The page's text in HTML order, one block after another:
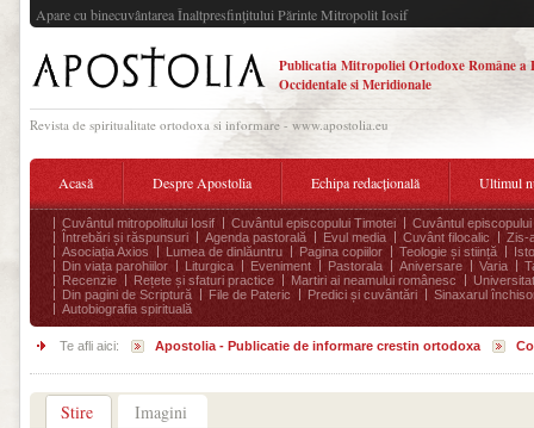
Apare cu binecuvântarea Înaltpresfinţitului Părinte Mitropolit Iosif
Publicatia Mitropoliei Ortodoxe Române a
Occidentale si Meridionale
Revista de spiritualitate ortodoxa si informare - www.apostolia.eu
Acasă Despre Apostolia Echipa redacțională Ultimul
Cuvântul mitropolitului Iosif Cuvântul episcopului Timotei
Cuvântul episcopului
Întrebări și răspunsuri
Agenda pastorală Evul media Cuvânt filocalic
Zis-
Asociația Axios
Lumea de dinlăuntru Pagina copiilor Teologie și stiință
Din viața parohiilor
Liturgica Eveniment Pastorala Aniversare Varia
Recenzie
Rețete și sfaturi practice Martiri ai neamului românesc
Din pagini de Scriptură
File de Pateric Predici și cuvântări
Sinaxarul
Autobiografia spirituală
Te afli aici: Apostolia - Publicatie de informare crestin ortodoxa
Stire Imagini